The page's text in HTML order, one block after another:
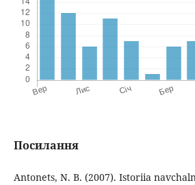
Посилання
Antonets, N. B. (2007). Istoriia